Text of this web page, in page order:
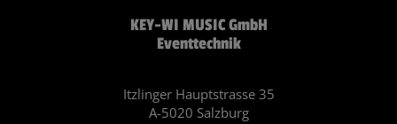
KEY-WI MUSIC GmbH
Eventtechnik
Itzlinger Hauptstrasse 35
A-5020 Salzburg